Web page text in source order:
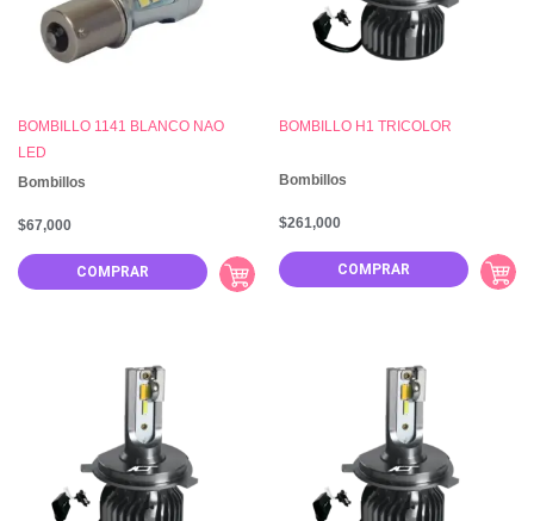
Bombillos
BOMBILLO 1141 BLANCO NAO
LED
COMPRAR
$67,000
Bombillos
BOMBILLO H1 TRICOLOR
COMPRAR
$261,000